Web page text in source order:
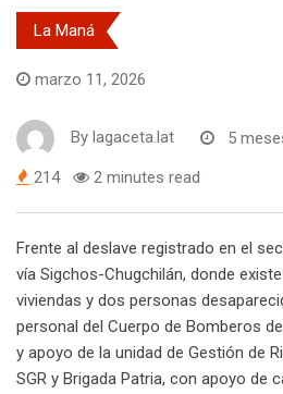
La Maná
marzo 11, 2026
By lagaceta.lat 5
214 2 minutes read
Frente al deslave registrado en el
vía Sigchos-Chugchilán, donde
viviendas y dos personas
personal del Cuerpo de Bomberos
y apoyo de la unidad de Gestión de
SGR y Brigada Patria, con apoyo de